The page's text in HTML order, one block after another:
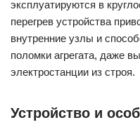
эксплуатируются в
перегрев устройства
внутренние узлы и
поломки агрегата, даже
электростанции из строя.
Устройство и